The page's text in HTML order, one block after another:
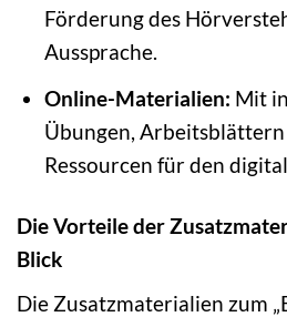
Förderung des
Aussprache.
Online-Materialien: Mit
Übungen,
Ressourcen für den
Die Vorteile der
Blick
Die Zusatzmaterialien zum